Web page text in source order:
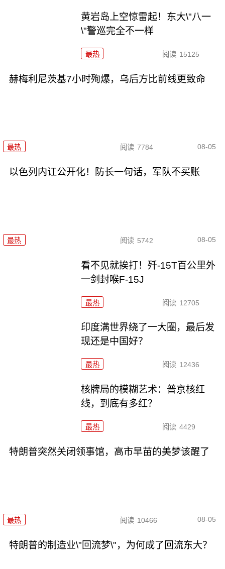
黄岩岛上空惊雷起！东大\"八一
\"警巡完全不一样
最热 阅读 15125
赫梅利尼茨基7小时殉爆，乌后方比前线更致命
最热 阅读 7784 08-05
以色列内讧公开化！防长一句话，军队不买账
最热 阅读 5742 08-05
看不见就挨打！歼-15T百公里外
一剑封喉F-15J
最热 阅读 12705
印度满世界绕了一大圈，最后发
现还是中国好？
最热 阅读 12436
核牌局的模糊艺术：普京核红
线，到底有多红？
最热 阅读 4429
特朗普突然关闭领事馆，高市早苗的美梦该醒了
最热 阅读 10466 08-05
特朗普的制造业\"回流梦\"，为何成了回流东大？